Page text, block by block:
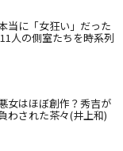
当に「女狂い」だった
人の側室たちを時系列
女はほぼ創作？秀吉が
わされた茶々(井上和)